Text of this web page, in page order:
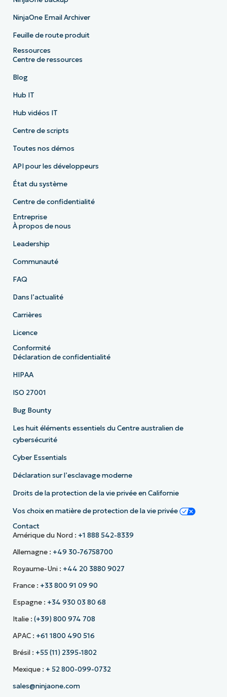
NinjaOne Email Archiver
Feuille de route produit
Ressources
Centre de ressources
Blog
Hub IT
Hub vidéos IT
Centre de scripts
Toutes nos démos
API pour les développeurs
État du système
Centre de confidentialité
Entreprise
À propos de nous
Leadership
Communauté
FAQ
Dans l’actualité
Carrières
Licence
Conformité
Déclaration de confidentialité
HIPAA
ISO 27001
Bug Bounty
Les huit éléments essentiels du Centre australien de
cybersécurité
Cyber Essentials
Déclaration sur l’esclavage moderne
Droits de la protection de la vie privée en Californie
Vos choix en matière de protection de la vie privée
Contact
Amérique du Nord : +1 888 542-8339
Allemagne : +49 30-76758700
Royaume-Uni : +44 20 3880 9027
France : +33 800 91 09 90
Espagne : +34 930 03 80 68
Italie : (+39) 800 974 708
APAC : +61 1800 490 516
Brésil : +55 (11) 2395-1802
Mexique : + 52 800-099-0732
sales@ninjaone.com